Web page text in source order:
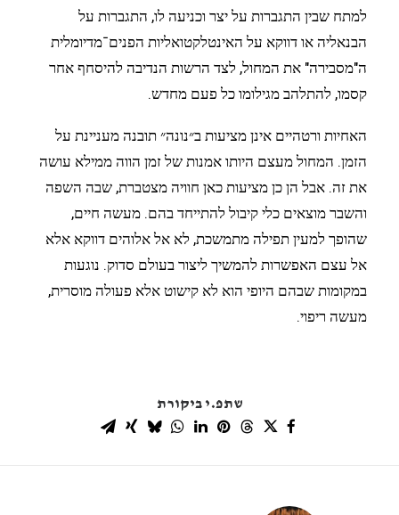
למתח שבין התגברות על יצר וכניעה לו, התגברות על
הבנאליה או דווקא על האינטלקטואליות הפנים־מדיומלית
ה"מסבירה" את המחול, לצד הרשות הנדיבה להיסחף אחר
קסמו, להתלהב מגילומו כל פעם מחדש.
האחיות ורטהיים אינן מציעות ב״נונה״ תובנה מעניינת על
הזמן. המחול מעצם היותו אמנות של זמן הווה ממילא עושה
את זה. אבל הן כן מציעות כאן חוויה מצטברת, שבה השפה
והשבר מוצאים כלי קיבול להתייחד בהם. מעשה חיים,
שהופך למעין תפילה מתמשכת, לא אל אלוהים דווקא אלא
אל עצם האפשרות להמשיך ליצור בעולם סדוק. נוגעות
במקומות שבהם היופי הוא לא קישוט אלא פעולה מוסרית,
מעשה ריפוי.
שתפ.י ביקורת